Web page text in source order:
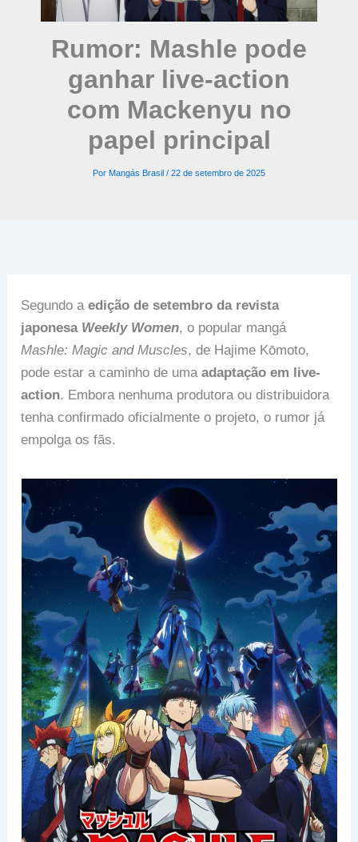
Rumor: Mashle pode
ganhar live-action
com Mackenyu no
papel principal
Por Mangás Brasil / 22 de setembro de 2025
Segundo aedição de setembro da revista
japonesa Weekly Women, o popular mangá
Mashle: Magic and Muscles, de Hajime Kōmoto,
pode estar a caminho de umaadaptação em live-
action. Embora nenhuma produtora ou distribuidora
tenha confirmado oficialmente o projeto, o rumor já
empolga os fãs.